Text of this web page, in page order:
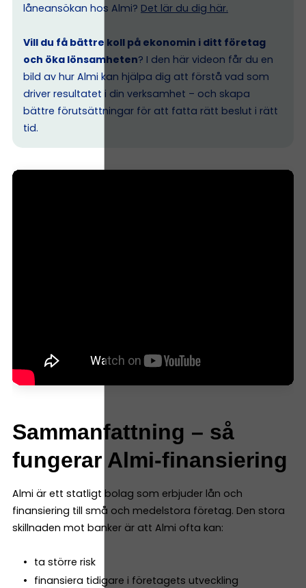
låneansökan hos Almi? Det lär du dig här.
Vill du få bättre koll på ekonomin i ditt företag
och öka lönsamheten? I den här videon får du en
bild av hur Almi kan hjälpa dig att förstå vad som
driver resultatet i din verksamhet – och skapa
bättre förutsättningar för att fatta rätt beslut i rätt
tid.
Sammanfattning – så
fungerar Almi-finansiering
Almi är ett statligt bolag som erbjuder lån och
finansiering till små och medelstora företag. Den stora
skillnaden mot banker är att Almi ofta kan:
ta större risk
finansiera tidigare i företagets utveckling